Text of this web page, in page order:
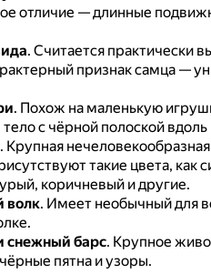
отличие — длинные
. Считается практически
признак самца —
. Похож на маленькую
с чёрной полоской вдоль
. Крупная
такие цвета,
коричневый и другие.
волк. Имеет необычный для
снежный барс. Крупное
пятна и узоры.